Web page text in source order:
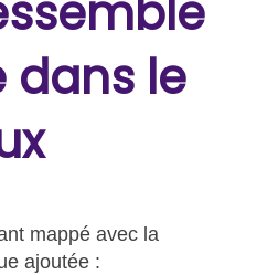
dans le
mappé avec la
ajoutée :